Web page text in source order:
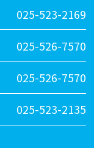
025-523-2169
025-526-7570
025-526-7570
025-523-2135